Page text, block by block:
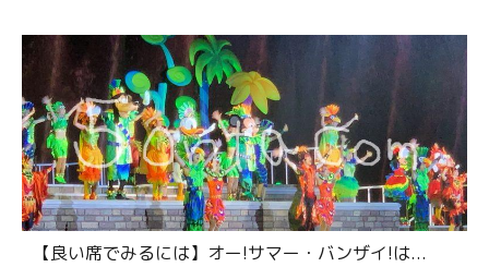
【良い席でみるには】オー!サマー・バンザイ!は...